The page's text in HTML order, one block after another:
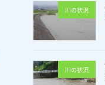
川の状況
川の状況